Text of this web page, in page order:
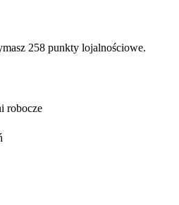
258 punkty lojalnościowe.
robocze